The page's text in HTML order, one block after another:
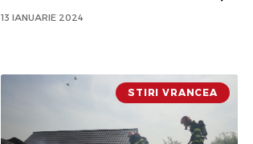
13 IANUARIE 2024
STIRI VRANCEA